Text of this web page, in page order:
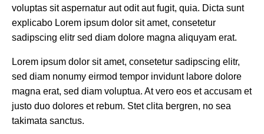
voluptas sit aspernatur aut odit aut fugit, quia. Dicta sunt
explicabo Lorem ipsum dolor sit amet, consetetur
sadipscing elitr sed diam dolore magna aliquyam erat.
Lorem ipsum dolor sit amet, consetetur sadipscing elitr,
sed diam nonumy eirmod tempor invidunt labore dolore
magna erat, sed diam voluptua. At vero eos et accusam et
justo duo dolores et rebum. Stet clita bergren, no sea
takimata sanctus.